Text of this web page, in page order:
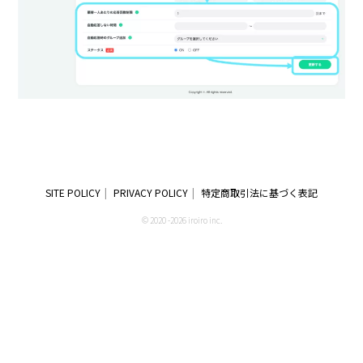
SITE POLICY PRIVACY POLICY 特定商取引法に基づく表記
© 2020 -2026 iroiro inc.